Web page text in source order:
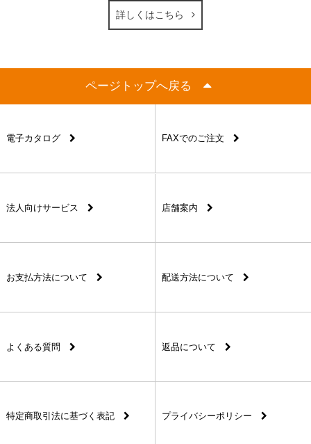
詳しくはこちら
ページトップへ戻る
電子カタログ FAXでのご注文
法人向けサービス 店舗案内
お支払方法について 配送方法について
よくある質問 返品について
特定商取引法に基づく表記 プライバシーポリシー